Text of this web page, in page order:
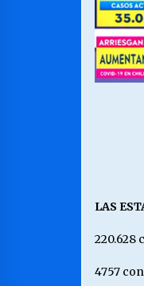
LAS
220.628
4757